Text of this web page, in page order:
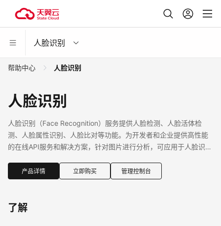
人脸识别
帮助中心 人脸识别
人脸识别
人脸识别（Face Recognition）服务提供人脸检测、人脸活体检
测、人脸属性识别、人脸比对等功能。为开发者和企业提供高性能
的在线API服务和解决方案，针对图片进行分析，可应用于人脸识别
产品详情 立即购买 管理控制台
了解